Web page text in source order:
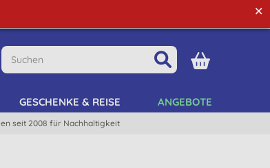
✕
GESCHENKE & REISE ANGEBOTE
seit 2008 für Nachhaltigkeit